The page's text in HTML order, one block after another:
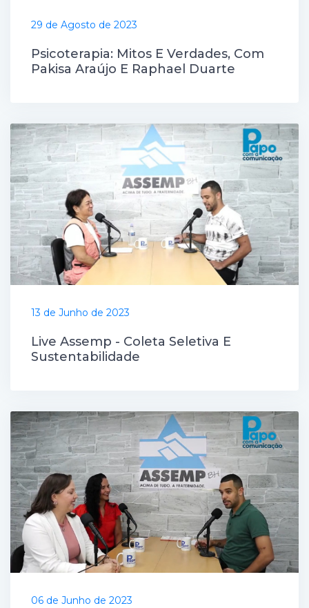
29 de Agosto de 2023
Psicoterapia: Mitos E Verdades, Com
Pakisa Araújo E Raphael Duarte
13 de Junho de 2023
Live Assemp - Coleta Seletiva E
Sustentabilidade
06 de Junho de 2023